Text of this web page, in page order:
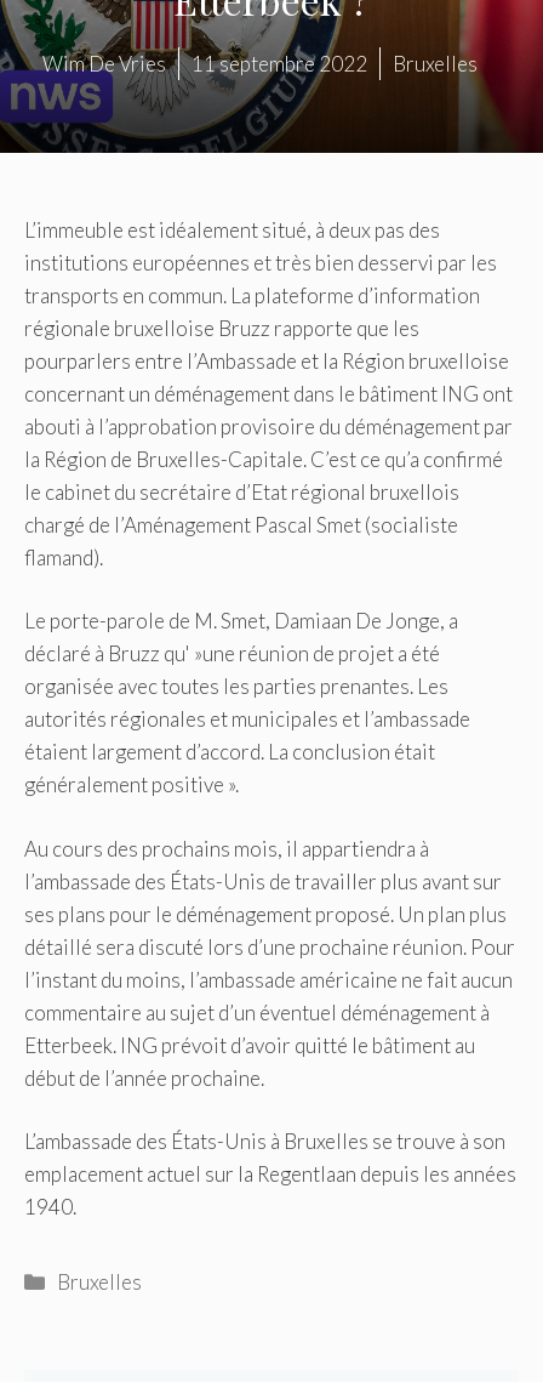
Wim De Vries 11 septembre 2022 Bruxelles
L’immeuble est idéalement situé, à deux pas des
institutions européennes et très bien desservi par les
transports en commun. La plateforme d’information
régionale bruxelloise Bruzz rapporte que les
pourparlers entre l’Ambassade et la Région bruxelloise
concernant un déménagement dans le bâtiment ING ont
abouti à l’approbation provisoire du déménagement par
la Région de Bruxelles-Capitale. C’est ce qu’a confirmé
le cabinet du secrétaire d’Etat régional bruxellois
chargé de l’Aménagement Pascal Smet (socialiste
flamand).
Le porte-parole de M. Smet, Damiaan De Jonge, a
déclaré à Bruzz qu' »une réunion de projet a été
organisée avec toutes les parties prenantes. Les
autorités régionales et municipales et l’ambassade
étaient largement d’accord. La conclusion était
généralement positive ».
Au cours des prochains mois, il appartiendra à
l’ambassade des États-Unis de travailler plus avant sur
ses plans pour le déménagement proposé. Un plan plus
détaillé sera discuté lors d’une prochaine réunion. Pour
l’instant du moins, l’ambassade américaine ne fait aucun
commentaire au sujet d’un éventuel déménagement à
Etterbeek. ING prévoit d’avoir quitté le bâtiment au
début de l’année prochaine.
L’ambassade des États-Unis à Bruxelles se trouve à son
emplacement actuel sur la Regentlaan depuis les années
1940.
Catégories
Bruxelles